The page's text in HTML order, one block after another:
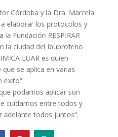
Córdoba y la Dra. Marcela
elaborar los protocolos y
Fundación RESPIRAR
la ciudad del Ibuprofeno
LUAR es quien
que se aplica en varias
éxito”.
podamos aplicar son
cuidarnos entre todos y
adelante todos juntos”.